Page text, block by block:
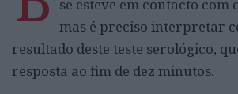
se esteve em contacto com
mas é preciso interpretar
resultado deste teste serológico,
resposta ao fim de dez minutos.